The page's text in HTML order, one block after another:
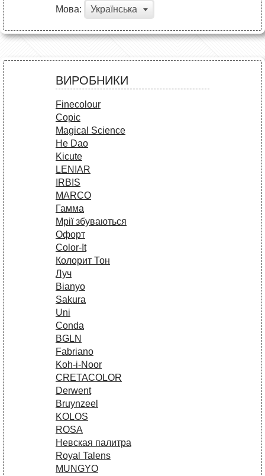
Мова: Українська
ВИРОБНИКИ
Finecolour
Copic
Magical Science
He Dao
Kicute
LENIAR
IRBIS
MARCO
Гамма
Мрії збуваються
Офорт
Сolor-It
Колорит Тон
Луч
Bianyo
Sakura
Uni
Conda
BGLN
Fabriano
Koh-i-Noor
CRETACOLOR
Derwent
Bruynzeel
KOLOS
ROSA
Невская палитра
Royal Talens
MUNGYO